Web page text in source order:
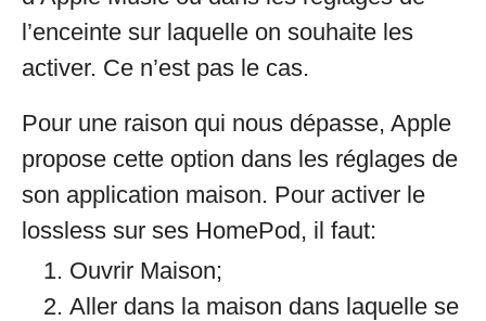
l’enceinte sur laquelle on souhaite les
activer. Ce n’est pas le cas.
Pour une raison qui nous dépasse, Apple
propose cette option dans les réglages de
son application maison. Pour activer le
lossless sur ses HomePod, il faut:
Ouvrir Maison;
Aller dans la maison dans laquelle se